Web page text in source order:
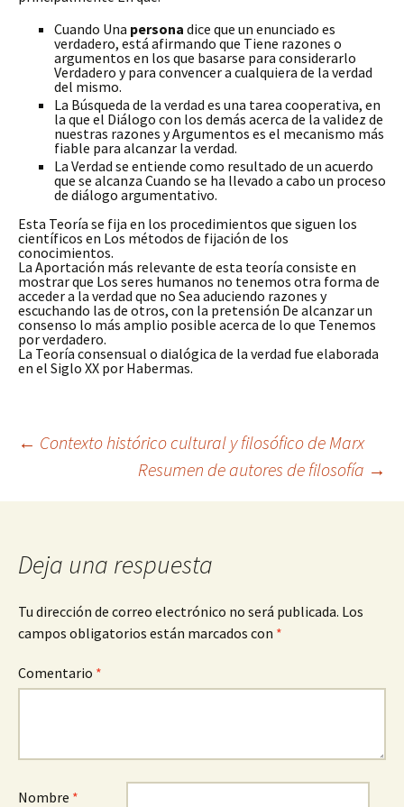
Cuando Una persona dice que un enunciado es
verdadero, está afirmando que Tiene razones o
argumentos en los que basarse para considerarlo
Verdadero y para convencer a cualquiera de la verdad
del mismo.
La Búsqueda de la verdad es una tarea cooperativa, en
la que el Diálogo con los demás acerca de la validez de
nuestras razones y Argumentos es el mecanismo más
fiable para alcanzar la verdad.
La Verdad se entiende como resultado de un acuerdo
que se alcanza Cuando se ha llevado a cabo un proceso
de diálogo argumentativo.
Esta Teoría se fija en los procedimientos que siguen los
científicos en Los métodos de fijación de los
conocimientos.
La Aportación más relevante de esta teoría consiste en
mostrar que Los seres humanos no tenemos otra forma de
acceder a la verdad que no Sea aduciendo razones y
escuchando las de otros, con la pretensión De alcanzar un
consenso lo más amplio posible acerca de lo que Tenemos
por verdadero.
La Teoría consensual o dialógica de la verdad fue elaborada
en el Siglo XX por Habermas.
Navegación
de
entradas
← Contexto histórico cultural y filosófico de Marx
Resumen de autores de filosofía →
Deja una respuesta
Tu dirección de correo electrónico no será publicada. Los
campos obligatorios están marcados con *
Comentario *
Nombre *